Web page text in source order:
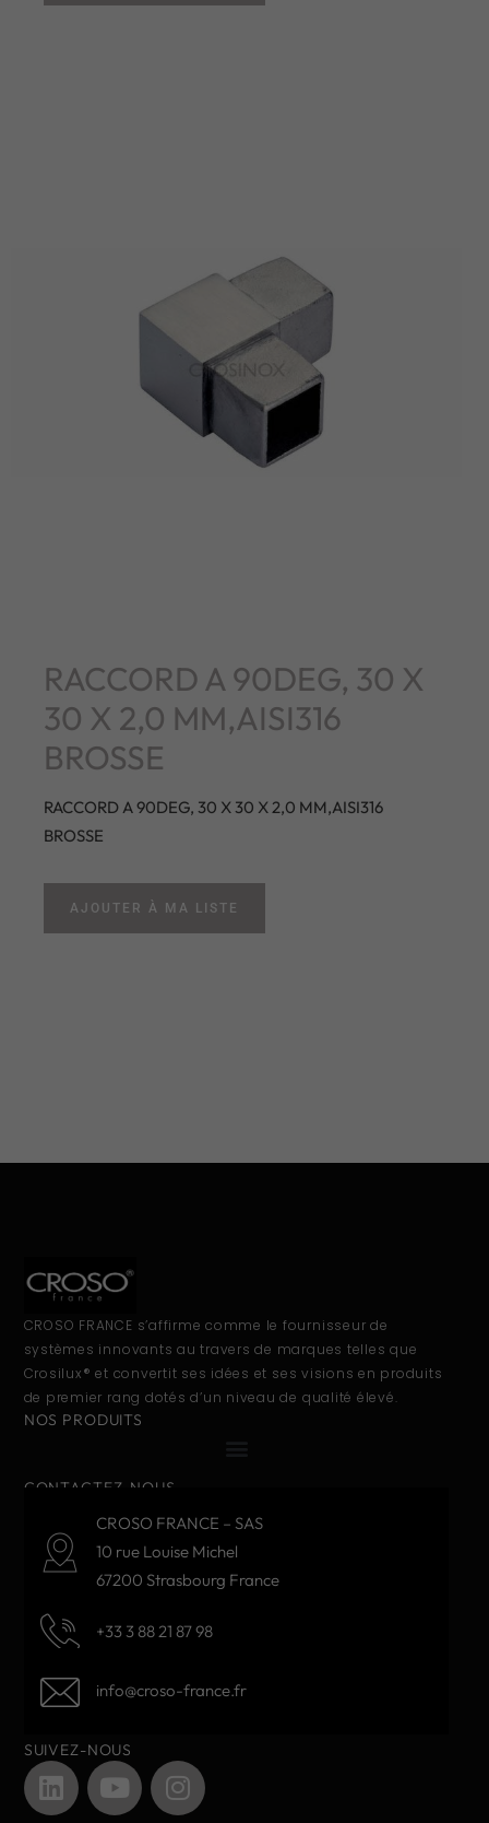
RACCORD A 90DEG, 30 X
30 X 2,0 MM,AISI316
BROSSE
RACCORD A 90DEG, 30 X 30 X 2,0 MM,AISI316
BROSSE
AJOUTER À MA LISTE
CROSO FRANCE s’affirme comme le fournisseur de
systèmes innovants au travers de marques telles que
Crosilux® et convertit ses idées et ses visions en produits
de premier rang dotés d’un niveau de qualité élevé.
NOS PRODUITS
CONTACTEZ-NOUS
CROSO FRANCE – SAS
10 rue Louise Michel
67200 Strasbourg France
+33 3 88 21 87 98
info@croso-france.fr
SUIVEZ-NOUS